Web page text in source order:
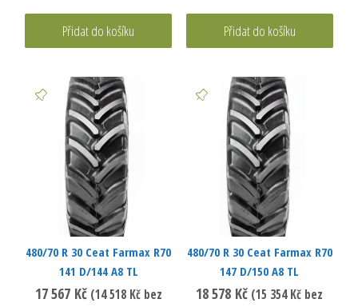
Přidat do košíku Přidat do košíku
480/70 R 30 Ceat Farmax R70
141 D/144 A8 TL
17 567 Kč (14 518 Kčbez
480/70 R 30 Ceat Farmax R70
147 D/150 A8 TL
18 578 Kč (15 354 Kč bez